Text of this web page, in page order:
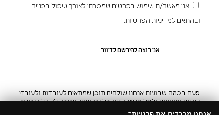
אני מאשר/ת שימוש בפרטים שמסרתי לצורך טיפול בפנייה
ובהתאם למדיניות הפרטיות.
פעם בכמה שבועות אנחנו שולחים תוכן שמתאים לעובדות ולעובדי
עיריות ומועצות ולכל מי שבקטע של עירוניות. אפשר לקבל רעיונות